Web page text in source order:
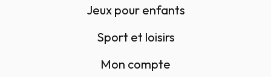
Jeux pour enfants
Sport et loisirs
Mon compte